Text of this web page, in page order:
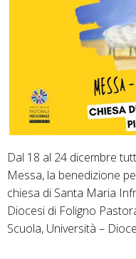
Dal 18 al 24 dicembre
Messa, la benedizione
chiesa di Santa Maria
Diocesi di Foligno
Scuola, Università –